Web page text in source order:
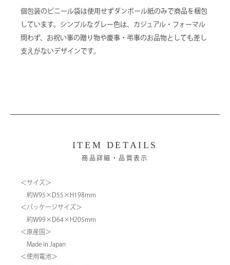
個包装のビニール袋は使用せずダンボール紙のみで商品を梱包
しています。シンプルなグレー色は、カジュアル・フォーマル
問わず、お祝い事の贈り物や慶事・弔事のお品物としても差し
支えがないデザインです。
ITEM DETAILS
商品詳細・品質表示
＜サイズ＞
約W95×D55×H198mm
＜パッケージサイズ＞
約W99×D64×H205mm
＜原産国＞
Made in Japan
＜使用電池＞